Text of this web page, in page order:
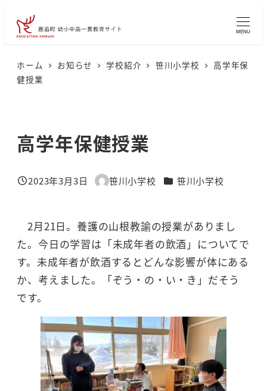
MENU
ホーム お知らせ 学校紹介 笹川小学校
高学年保
健授業
高学年保健授業
投稿日
2023年3月3日
著
笹川小学校 カテゴリー
笹川小学校
2月21日。養護の山根教諭の授業がありまし
た。今日の学習は「未成年者の飲酒」についてで
す。未成年者が飲酒するとどんな影響が体にある
か、考えました。「ぞう・の・い・き」だそう
です。